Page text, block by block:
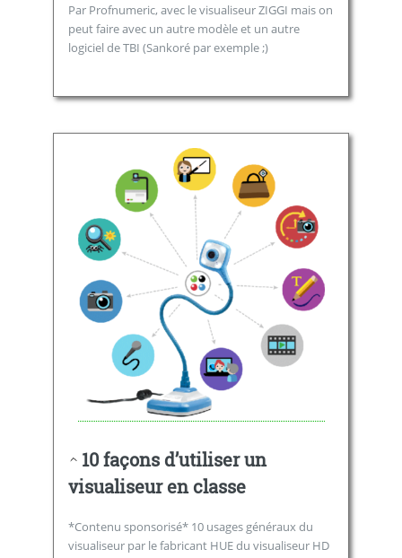
Par Profnumeric, avec le visualiseur ZIGGI mais on
peut faire avec un autre modèle et un autre
logiciel de TBI (Sankoré par exemple ;)
10 façons d’utiliser un
visualiseur en classe
*Contenu sponsorisé* 10 usages généraux du
visualiseur par le fabricant HUE du visualiseur HD